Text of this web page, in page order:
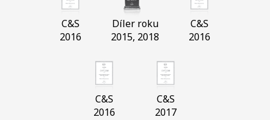
C&S
2016
Díler roku
2015, 2018
C&S
2016
C&S
2016
C&S
2017